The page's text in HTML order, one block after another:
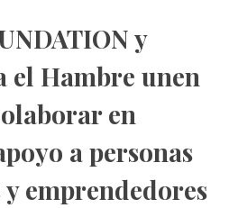
y
el Hambre unen
en
a personas
y emprendedores